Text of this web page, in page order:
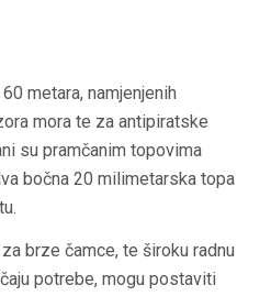
metara, namjenjenih
mora te za antipiratske
su pramčanim topovima
bočna 20 milimetarska topa
brze čamce, te široku radnu
potrebe, mogu postaviti